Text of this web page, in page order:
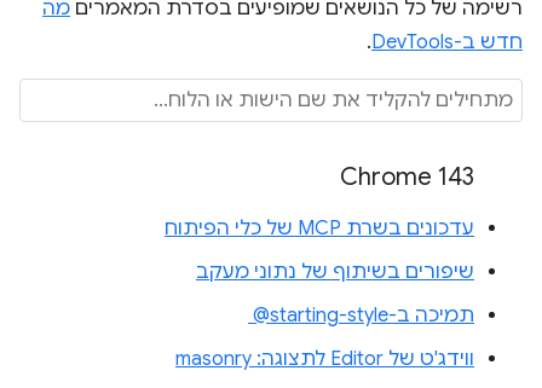
רשימה של כל הנושאים שמופיעים בסדרת המאמרים מה
חדש ב-DevTools
.
Chrome 143
עדכונים בשרת MCP של כלי הפיתוח
שיפורים בשיתוף של נתוני מעקב
תמיכה ב-‎ @starting-style
ווידג'ט של Editor לתצוגה: masonry